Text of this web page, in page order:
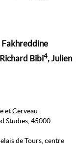
Fakhreddine
Bibi4, Julien
et Cerveau
Studies, 45000
de Tours, centre